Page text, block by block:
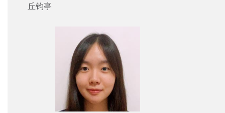
丘钧亭